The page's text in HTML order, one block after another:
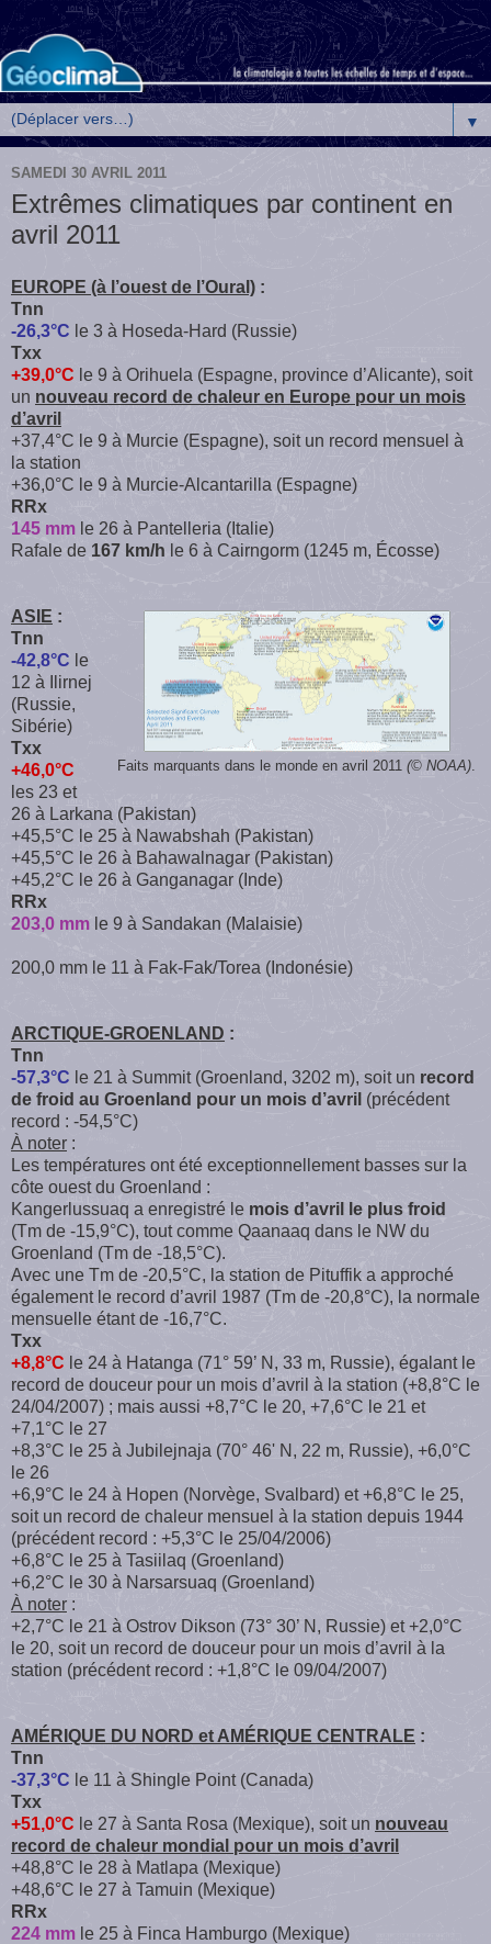
▼
SAMEDI 30 AVRIL 2011
Extrêmes climatiques par continent en
avril 2011
EUROPE (à l’ouest de l’Oural) :
Tnn
-26,3°C le 3 à Hoseda-Hard (Russie)
Txx
+39,0°C le 9 à Orihuela (Espagne, province d’Alicante), soit
un nouveau record de chaleur en Europe pour un mois
d’avril
+37,4°C le 9 à Murcie (Espagne), soit un record mensuel à
la station
+36,0°C le 9 à Murcie-Alcantarilla (Espagne)
RRx
145 mm le 26 à Pantelleria (Italie)
Rafale de 167 km/h le 6 à Cairngorm (1245 m, Écosse)
Faits marquants dans le monde en avril 2011 (© NOAA)
ASIE :
Tnn
-42,8°C le
12 à Ilirnej
(Russie,
Sibérie)
Txx
+46,0°C
les 23 et
26 à Larkana (Pakistan)
+45,5°C le 25 à Nawabshah (Pakistan)
+45,5°C le 26 à Bahawalnagar (Pakistan)
+45,2°C le 26 à Ganganagar (Inde)
RRx
203,0 mm le 9 à Sandakan (Malaisie)
200,0 mm le 11 à Fak-Fak/Torea (Indonésie)
ARCTIQUE-GROENLAND :
Tnn
-57,3°C le 21 à Summit (Groenland, 3202 m), soit un record
de froid au Groenland pour un mois d’avril (précédent
record : -54,5°C)
À noter :
Les températures ont été exceptionnellement basses sur la
côte ouest du Groenland :
Kangerlussuaq a enregistré le mois d’avril le plus froid
(Tm de -15,9°C), tout comme Qaanaaq dans le NW du
Groenland (Tm de -18,5°C).
Avec une Tm de -20,5°C, la station de Pituffik a approché
également le record d’avril 1987 (Tm de -20,8°C), la normale
mensuelle étant de -16,7°C.
Txx
+8,8°C le 24 à Hatanga (71° 59’ N, 33 m, Russie), égalant le
record de douceur pour un mois d’avril à la station (+8,8°C le
24/04/2007) ; mais aussi +8,7°C le 20, +7,6°C le 21 et
+7,1°C le 27
+8,3°C le 25 à Jubilejnaja (70° 46' N, 22 m, Russie), +6,0°C
le 26
+6,9°C le 24 à Hopen (Norvège, Svalbard) et +6,8°C le 25,
soit un record de chaleur mensuel à la station depuis 1944
(précédent record : +5,3°C le 25/04/2006)
+6,8°C le 25 à Tasiilaq (Groenland)
+6,2°C le 30 à Narsarsuaq (Groenland)
À noter :
+2,7°C le 21 à Ostrov Dikson (73° 30’ N, Russie) et +2,0°C
le 20, soit un record de douceur pour un mois d’avril à la
station (précédent record : +1,8°C le 09/04/2007)
AMÉRIQUE DU NORD et AMÉRIQUE CENTRALE :
Tnn
-37,3°C le 11 à Shingle Point (Canada)
Txx
+51,0°C le 27 à Santa Rosa (Mexique), soit un nouveau
record de chaleur mondial pour un mois d’avril
+48,8°C le 28 à Matlapa (Mexique)
+48,6°C le 27 à Tamuin (Mexique)
RRx
224 mm le 25 à Finca Hamburgo (Mexique)